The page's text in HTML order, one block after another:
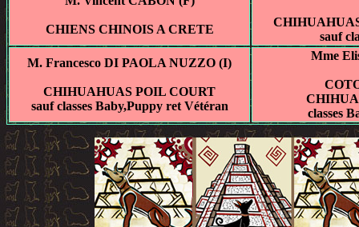
CHIENS CHINOIS A CRETE
sauf
M. Francesco DI PAOLA NUZZO (I)
CHIHUAHUAS POIL COURT
sauf classes Baby,Puppy ret Vétéran
Mme
classes